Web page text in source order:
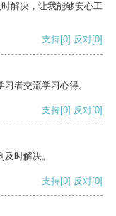
解决，让我能够安心工
支持[0] 反对[0]
者交流学习心得。
支持[0] 反对[0]
时解决。
支持[0] 反对[0]